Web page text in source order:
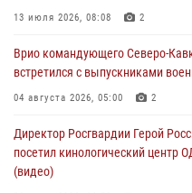
В ДНР выполняющие задачи СВО
08 августа 2026, 05:00
Комплексные проверки
08 августа 2026, 04:01
13 июля 2026, 08:08 2
Врио командующего Северо-
встретился с выпускниками
04 августа 2026, 05:00 2
Директор Росгвардии Герой
посетил кинологический
(видео)